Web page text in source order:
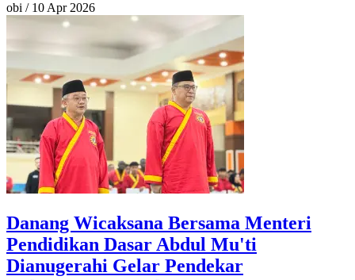
obi / 10 Apr 2026
Danang Wicaksana Bersama Menteri
Pendidikan Dasar Abdul Mu'ti
Dianugerahi Gelar Pendekar